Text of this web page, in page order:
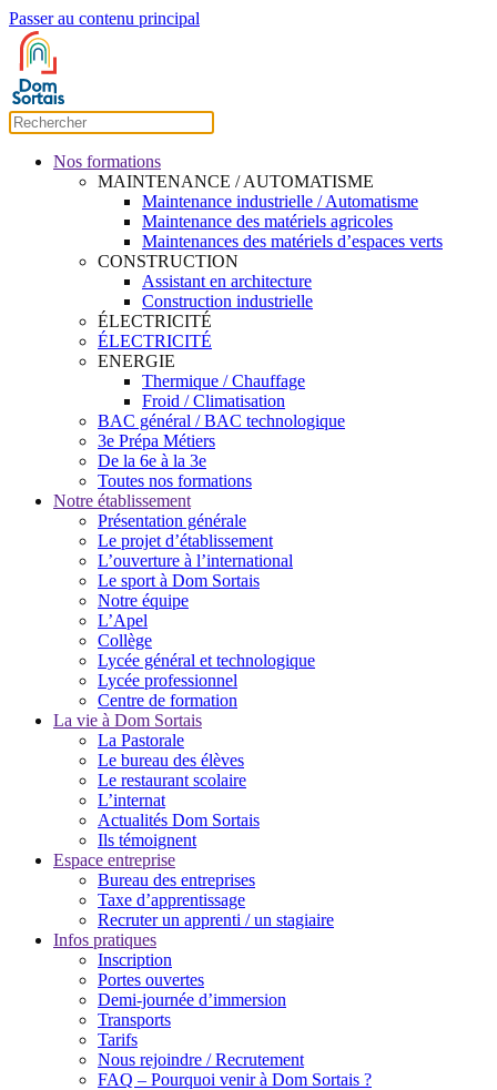
Passer au contenu principal
Nos formations
MAINTENANCE / AUTOMATISME
Maintenance industrielle / Automatisme
Maintenance des matériels agricoles
Maintenances des matériels d’espaces verts
CONSTRUCTION
Assistant en architecture
Construction industrielle
ÉLECTRICITÉ
ÉLECTRICITÉ
ENERGIE
Thermique / Chauffage
Froid / Climatisation
BAC général / BAC technologique
3e Prépa Métiers
De la 6e à la 3e
Toutes nos formations
Notre établissement
Présentation générale
Le projet d’établissement
L’ouverture à l’international
Le sport à Dom Sortais
Notre équipe
L’Apel
Collège
Lycée général et technologique
Lycée professionnel
Centre de formation
La vie à Dom Sortais
La Pastorale
Le bureau des élèves
Le restaurant scolaire
L’internat
Actualités Dom Sortais
Ils témoignent
Espace entreprise
Bureau des entreprises
Taxe d’apprentissage
Recruter un apprenti / un stagiaire
Infos pratiques
Inscription
Portes ouvertes
Demi-journée d’immersion
Transports
Tarifs
Nous rejoindre / Recrutement
FAQ – Pourquoi venir à Dom Sortais ?